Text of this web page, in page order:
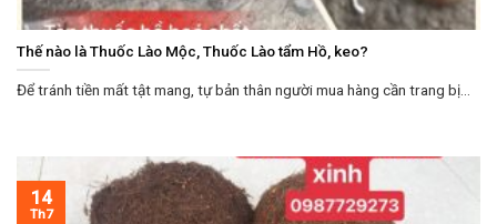
Thế nào là Thuốc Lào Mộc, Thuốc Lào tẩm Hồ, keo?
Để tránh tiền mất tật mang, tự bản thân người mua hàng cần trang bị...
14
Th7